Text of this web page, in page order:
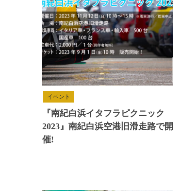
イベント
『南紀白浜イタフラピクニック
2023』南紀白浜空港旧滑走路で開
催!